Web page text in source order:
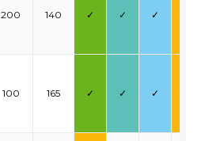
200 140 ✓ ✓ ✓
100 165 ✓ ✓ ✓